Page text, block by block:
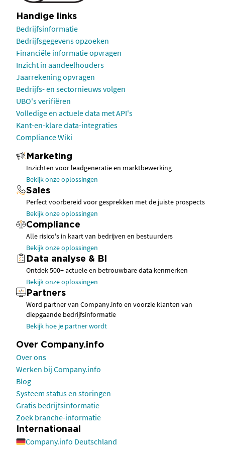
Handige links
Bedrijfsinformatie
Bedrijfsgegevens opzoeken
Financiële informatie opvragen
Inzicht in aandeelhouders
Jaarrekening opvragen
Bedrijfs- en sectornieuws volgen
UBO's verifiëren
Volledige en actuele data met API's
Kant-en-klare data-integraties
Compliance Wiki
Marketing
Inzichten voor leadgeneratie en marktbewerking
Bekijk onze oplossingen
Sales
Perfect voorbereid voor gesprekken met de juiste prospects
Bekijk onze oplossingen
Compliance
Alle risico's in kaart van bedrijven en bestuurders
Bekijk onze oplossingen
Data analyse & BI
Ontdek 500+ actuele en betrouwbare data kenmerken
Bekijk onze oplossingen
Partners
Word partner van Company.info en voorzie klanten van
diepgaande bedrijfsinformatie
Bekijk hoe je partner wordt
Over Company.info
Over ons
Werken bij Company.info
Blog
Systeem status en storingen
Gratis bedrijfsinformatie
Zoek branche-informatie
Internationaal
Company.info Deutschland